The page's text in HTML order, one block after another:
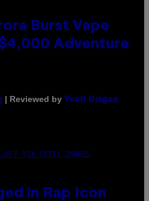
Burst Vape
Adventure
| Reviewed by Ysolt Usigan
AFP VIA GETTY IMAGES
in Rap Icon